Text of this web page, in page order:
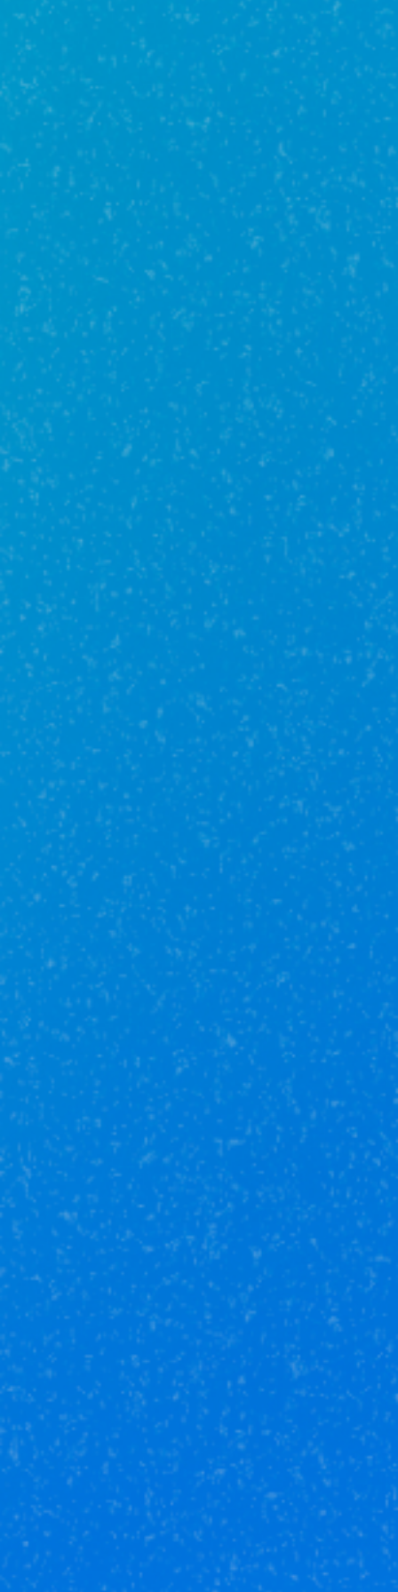
даже не только по нашей сделке, но и по
Гость Ангелина Гордеева
01 декабря в 08:35
Выражаем огромную благодарность, за
оперативную и слаженную работу
коллектива «компании «Unikor
Недвижимость»:<br /> юристу Радмиле за
грамотное сопровождение , <br />
ипотечному брокеру Юлии за одобрение и
сопровождение ипотеки <br /> Агентам по
недвижимости Эрику и Галине, ребята
помогли нам обрести дом нашей мечты ,
учитывая все наши пожелания и
потребности !<br /> Желаем процветания
компании и занимать лидирующие места в
сфере недвижимости
Гость Лиана
16 октября в 21:24
Хочу выразить огромную благодарность за
оперативную работу! С покупкой дома нам
помогли Эрик с Радмилой, добрые и
отзывчивые ребята. Все четко объясняют,
без проблем прошло документальное
сопровождение, все получилось с первого
раза! Чему я очень рада?спасибо огромное
на слаженную работу!!!
Гость Никита
12 октября в 20:04
Большое спасибо Эрику за грамотный
подбор объектов, помощь в выборе нашего
будущего дома и за сопровождение по ходу
всей сделки. Эрик очень позитивный, с
высоким уровнем профессионализма и
умением найти индивидуальный подход.
Желаем больше заинтересованных
клиентов и удачных сделок!
Гость Рушан
30 сентября в 11:05
Помог провести сделку по дому, быстро
оперативно, все показал и рассказал.
Результатом довольны.
Гость Шамиль
17 августа в 13:29
Эрик помог провести сделку по покупке
квартиры, все прошло быстро, понятно, без
каких-либо проблем. Спасибо за отличного
сотрудника!
Юникор Услуги
Получай кешбэк от 5 000 рублей
Скачивай приложение на свой смартфон